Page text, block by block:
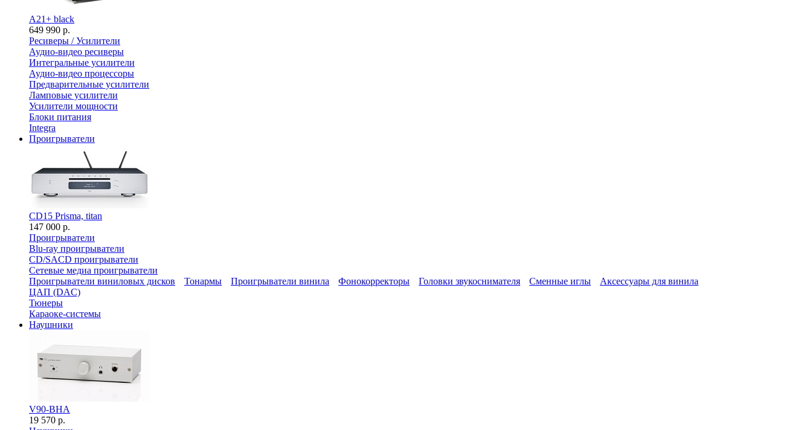
A21+ black
649 990 р.
Ресиверы / Усилители
Аудио-видео ресиверы
Интегральные усилители
Аудио-видео процессоры
Предварительные усилители
Ламповые усилители
Усилители мощности
Блоки питания
Integra
Проигрыватели
CD15 Prisma, titan
147 000 р.
Проигрыватели
Blu-ray проигрыватели
CD/SACD проигрыватели
Сетевые медиа проигрыватели
Проигрыватели виниловых дисков
Тонармы Проигрыватели винила Фонокорректоры Головки звукоснимателя Сменные иглы
Аксессуары для винила
ЦАП (DAC)
Тюнеры
Караоке-системы
Наушники
V90-BHA
19 570 р.